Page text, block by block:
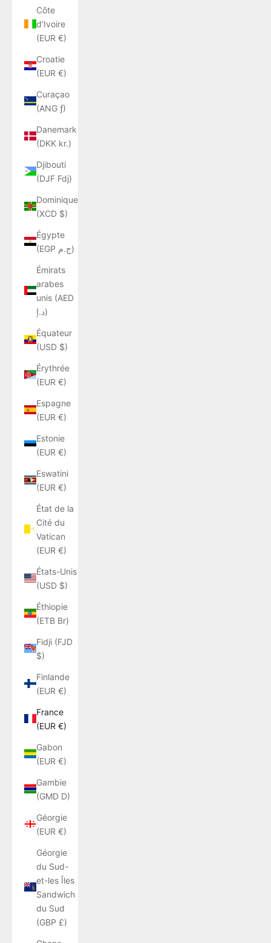
Côte
d’Ivoire
(EUR €)
Croatie
(EUR €)
Curaçao
(ANG ƒ)
Danemark
(DKK kr.)
Djibouti
(DJF Fdj)
Dominique
(XCD $)
Égypte
(EGP ج.م)
Émirats
arabes
unis (AED
د.إ)
Équateur
(USD $)
Érythrée
(EUR €)
Espagne
(EUR €)
Estonie
(EUR €)
Eswatini
(EUR €)
État de la
Cité du
Vatican
(EUR €)
États-Unis
(USD $)
Éthiopie
(ETB Br)
Fidji (FJD
$)
Finlande
(EUR €)
France
(EUR €)
Gabon
(EUR €)
Gambie
(GMD D)
Géorgie
(EUR €)
Géorgie
du Sud-
et-les Îles
Sandwich
du Sud
(GBP £)